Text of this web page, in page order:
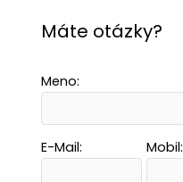
Máte otázky?
Meno:
E-Mail: Mobil: